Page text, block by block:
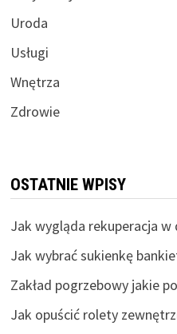
Uroda
Usługi
Wnętrza
Zdrowie
OSTATNIE WPISY
Jak wygląda rekuperacja w
Jak wybrać sukienkę
Zakład pogrzebowy jakie
Jak opuścić rolety